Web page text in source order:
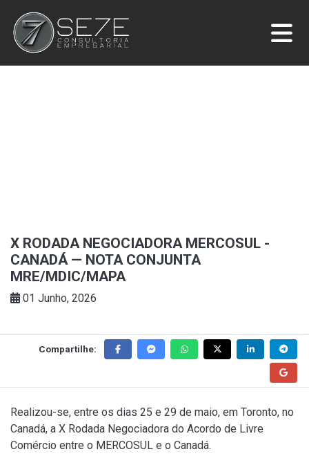
X RODADA NEGOCIADORA MERCOSUL -
CANADÁ — NOTA CONJUNTA
MRE/MDIC/MAPA
01 Junho, 2026
Compartilhe:
Realizou-se, entre os dias 25 e 29 de maio, em Toronto, no
Canadá, a X Rodada Negociadora do Acordo de Livre
Comércio entre o MERCOSUL e o Canadá.